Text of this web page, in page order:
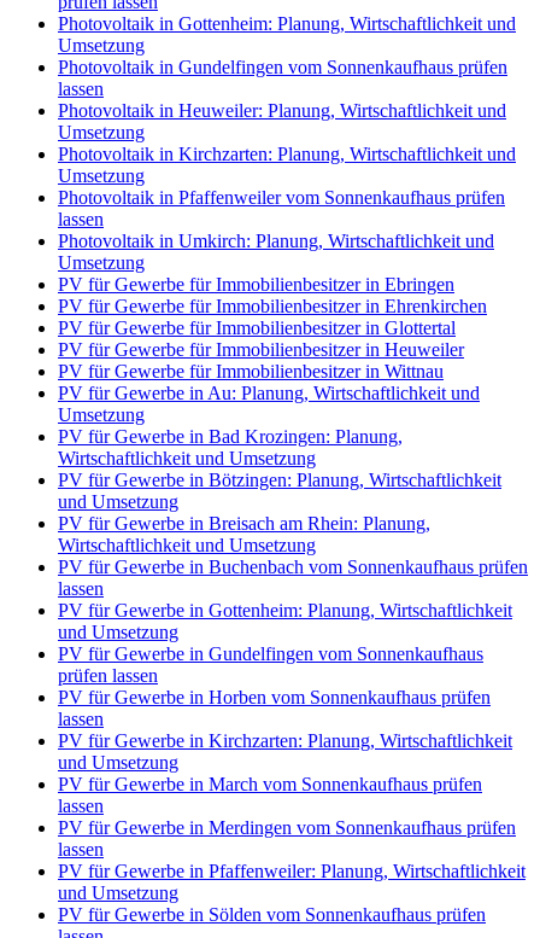
Photovoltaik in Gottenheim: Planung, Wirtschaftlichkeit und
Umsetzung
Photovoltaik in Gundelfingen vom Sonnenkaufhaus prüfen
lassen
Photovoltaik in Heuweiler: Planung, Wirtschaftlichkeit und
Umsetzung
Photovoltaik in Kirchzarten: Planung, Wirtschaftlichkeit und
Umsetzung
Photovoltaik in Pfaffenweiler vom Sonnenkaufhaus prüfen
lassen
Photovoltaik in Umkirch: Planung, Wirtschaftlichkeit und
Umsetzung
PV für Gewerbe für Immobilienbesitzer in Ebringen
PV für Gewerbe für Immobilienbesitzer in Ehrenkirchen
PV für Gewerbe für Immobilienbesitzer in Glottertal
PV für Gewerbe für Immobilienbesitzer in Heuweiler
PV für Gewerbe für Immobilienbesitzer in Wittnau
PV für Gewerbe in Au: Planung, Wirtschaftlichkeit und
Umsetzung
PV für Gewerbe in Bad Krozingen: Planung,
Wirtschaftlichkeit und Umsetzung
PV für Gewerbe in Bötzingen: Planung, Wirtschaftlichkeit
und Umsetzung
PV für Gewerbe in Breisach am Rhein: Planung,
Wirtschaftlichkeit und Umsetzung
PV für Gewerbe in Buchenbach vom Sonnenkaufhaus prüfen
lassen
PV für Gewerbe in Gottenheim: Planung, Wirtschaftlichkeit
und Umsetzung
PV für Gewerbe in Gundelfingen vom Sonnenkaufhaus
prüfen lassen
PV für Gewerbe in Horben vom Sonnenkaufhaus prüfen
lassen
PV für Gewerbe in Kirchzarten: Planung, Wirtschaftlichkeit
und Umsetzung
PV für Gewerbe in March vom Sonnenkaufhaus prüfen
lassen
PV für Gewerbe in Merdingen vom Sonnenkaufhaus prüfen
lassen
PV für Gewerbe in Pfaffenweiler: Planung, Wirtschaftlichkeit
und Umsetzung
PV für Gewerbe in Sölden vom Sonnenkaufhaus prüfen